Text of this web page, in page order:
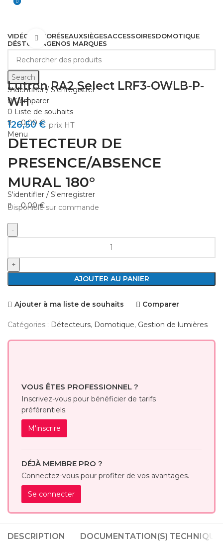
Search
S'identifier / S'enregistrer
0 Comparer
0 Liste de souhaits
0
0,00€
Menu
S'identifier / S'enregistrer
0
0,00€
VIDÉO AUDIORÉSEAUXSIÈGESACCESSOIRESDOMOTIQUE
DÉSTOCKAGENOS MARQUES
Cliquez pour agrandir
Lutron RA2 Select LRF3-OWLB-P-
WH
126,50€ prix HT
DETECTEUR DE
PRESENCE/ABSENCE
MURAL 180°
Disponible sur commande
Lutron
RA2
Select
OWLB-
WH
AJOUTER AU PANIER
Ajouter à ma liste de souhaits Comparer
Catégories : Détecteurs, Domotique, Gestion de lumières
VOUS ÊTES PROFESSIONNEL ?
Inscrivez-vous pour bénéficier de tarifs
préférentiels.
M'inscrire
DÉJÀ MEMBRE PRO ?
Connectez-vous pour profiter de vos avantages.
Se connecter
DESCRIPTION DOCUMENTATION(S)